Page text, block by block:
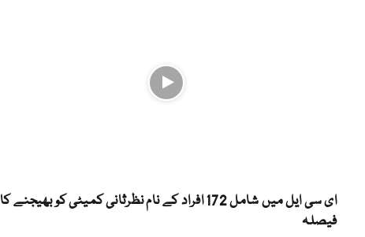
ای سی ایل میں شامل 172 افراد کے نام نظرثانی کمیٹی کو بھیجنے کا
فیصلہ